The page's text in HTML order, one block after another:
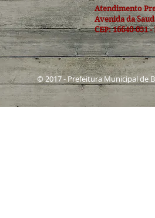
Atendimento
Avenida da
CEP: 16640-051
© 2017 - Prefeitura Municipal de